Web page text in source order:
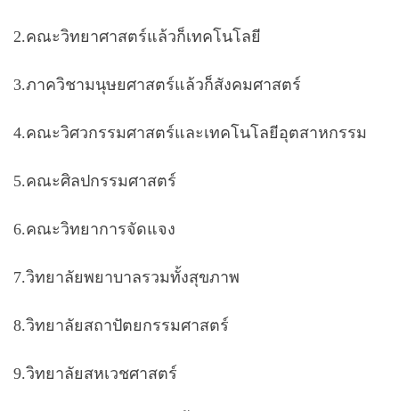
2.คณะวิทยาศาสตร์แล้วก็เทคโนโลยี
3.ภาควิชามนุษยศาสตร์แล้วก็สังคมศาสตร์
4.คณะวิศวกรรมศาสตร์และเทคโนโลยีอุตสาหกรรม
5.คณะศิลปกรรมศาสตร์
6.คณะวิทยาการจัดแจง
7.วิทยาลัยพยาบาลรวมทั้งสุขภาพ
8.วิทยาลัยสถาปัตยกรรมศาสตร์
9.วิทยาลัยสหเวชศาสตร์